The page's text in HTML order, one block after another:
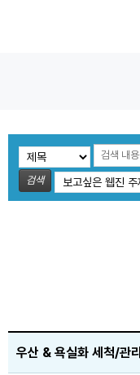
검색
우산 & 욕실화 세척/관리